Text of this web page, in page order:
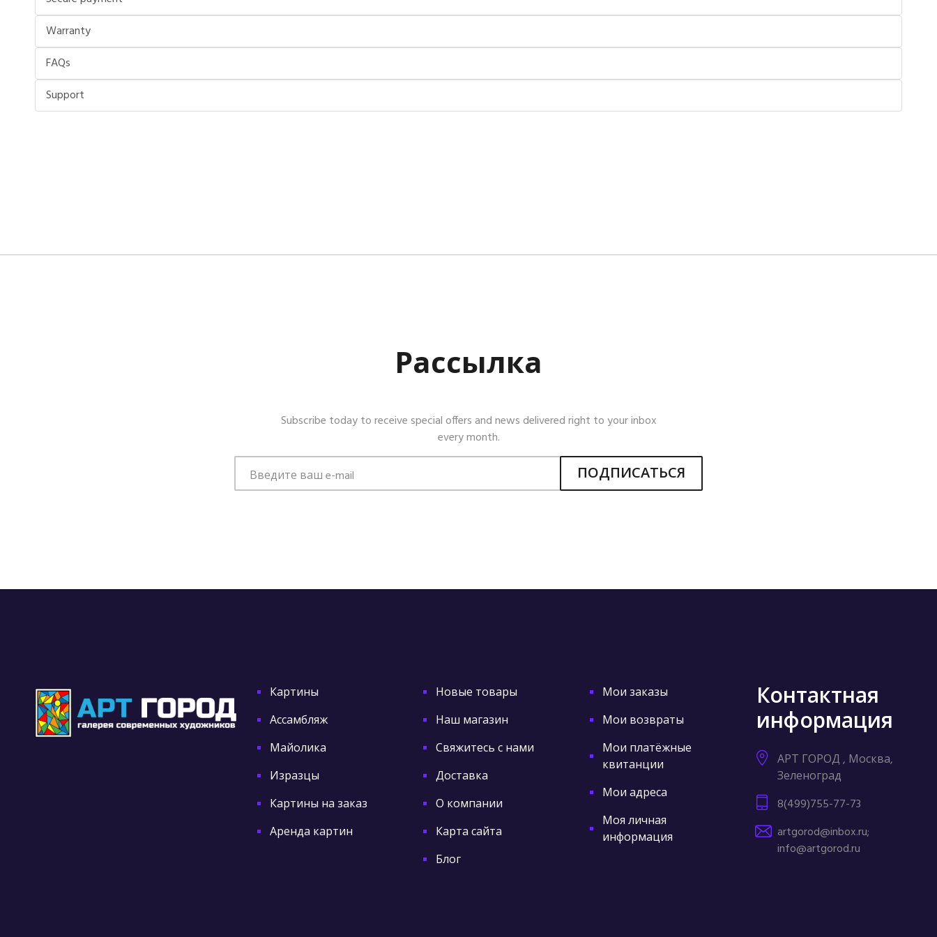
Warranty
FAQs
Support
Рассылка
Subscribe today to receive special offers and news delivered right to your inbox
every month.
ПОДПИСАТЬСЯ
Картины
Ассамбляж
Майолика
Изразцы
Картины на заказ
Аренда картин
Новые товары
Наш магазин
Свяжитесь с нами
Доставка
О компании
Карта сайта
Блог
Мои заказы
Мои возвраты
Мои платёжные
квитанции
Мои адреса
Моя личная
информация
Контактная
информация
АРТ ГОРОД , Москва,
Зеленоград
8(499)755-77-73
artgorod@inbox.ru;
info@artgorod.ru